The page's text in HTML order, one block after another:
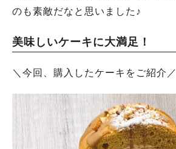
のも素敵だなと思いました♪
美味しいケーキに大満足！
＼今回、購入したケーキをご紹介／